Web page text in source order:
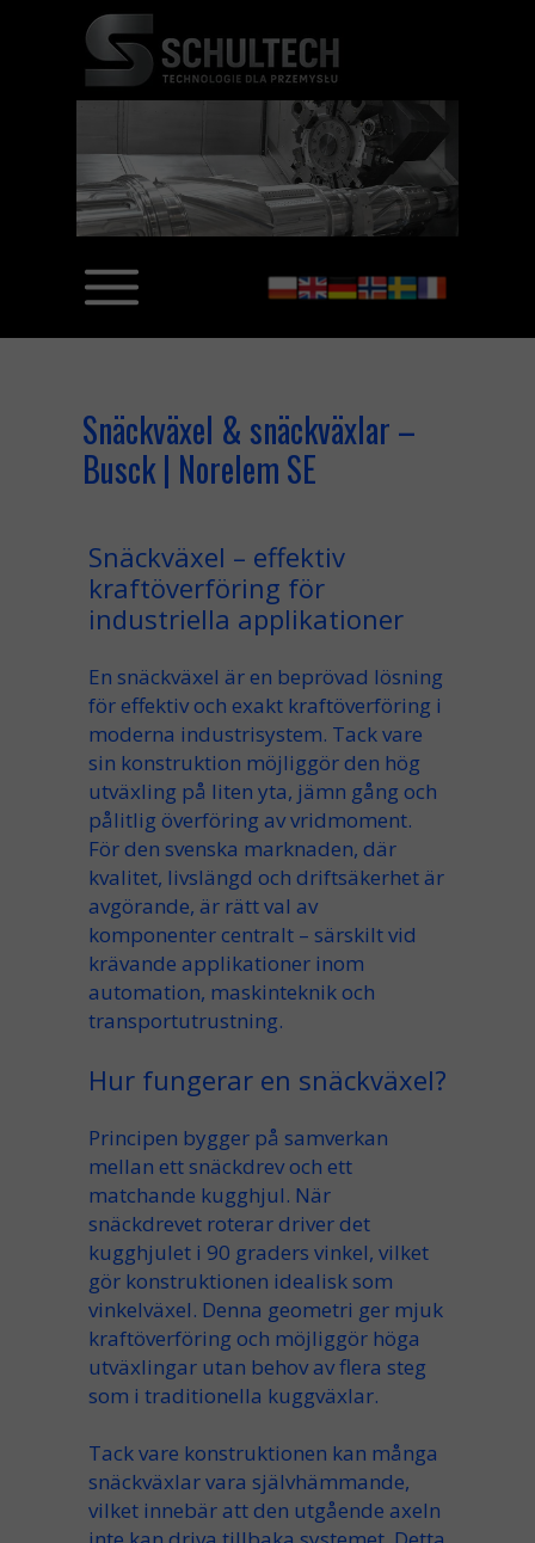
Snäckväxel & snäckväxlar –
Busck | Norelem SE
Snäckväxel – effektiv
kraftöverföring för
industriella applikationer
En snäckväxel är en beprövad lösning
för effektiv och exakt kraftöverföring i
moderna industrisystem. Tack vare
sin konstruktion möjliggör den hög
utväxling på liten yta, jämn gång och
pålitlig överföring avvridmoment.
För den svenska marknaden, där
kvalitet, livslängd och driftsäkerhet är
avgörande, är rätt val av
komponenter centralt – särskilt vid
krävande applikationer inom
automation, maskinteknik och
transportutrustning.
Hur fungerar en snäckväxel?
Principen bygger på samverkan
mellan ett snäckdrevoch ett
matchande kugghjul. När
snäckdrevet roterar driver det
kugghjulet i 90 graders vinkel, vilket
gör konstruktionen idealisk som
vinkelväxel. Denna geometri ger mjuk
kraftöverföring och möjliggör höga
utväxlingar utan behov av flera steg
som i traditionella kuggväxlar.
Tack vare konstruktionen kan många
snäckväxlar vara självhämmande,
vilket innebär att den utgående axeln